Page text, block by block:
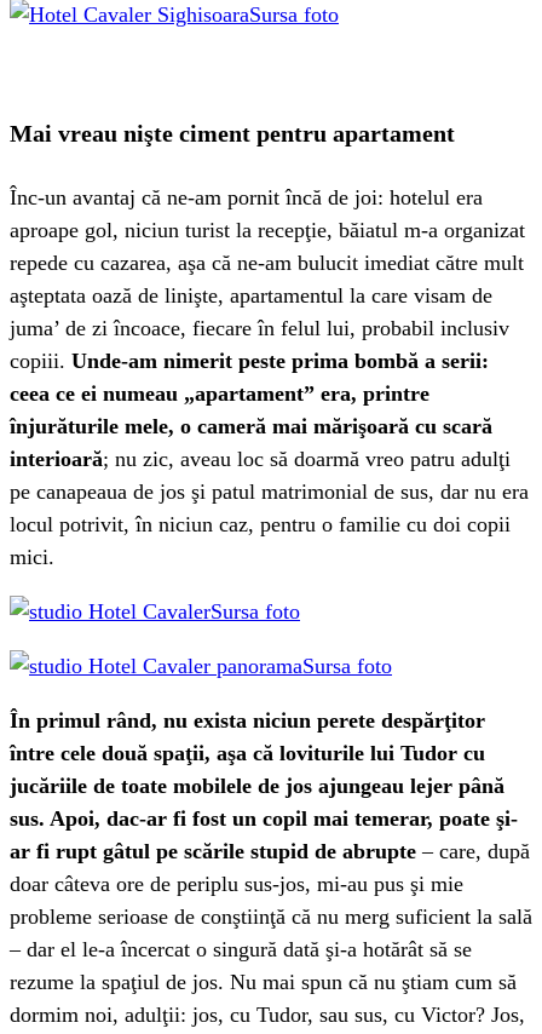
Sursa foto
Mai vreau nişte ciment pentru apartament
Înc-un avantaj că ne-am pornit încă de joi: hotelul era
aproape gol, niciun turist la recepţie, băiatul m-a organizat
repede cu cazarea, aşa că ne-am bulucit imediat către mult
aşteptata oază de linişte, apartamentul la care visam de
juma’ de zi încoace, fiecare în felul lui, probabil inclusiv
copiii. Unde-am nimerit peste prima bombă a serii:
ceea ce ei numeau „apartament” era, printre
înjurăturile mele, o cameră mai mărişoară cu scară
interioară; nu zic, aveau loc să doarmă vreo patru adulţi
pe canapeaua de jos şi patul matrimonial de sus, dar nu era
locul potrivit, în niciun caz, pentru o familie cu doi copii
mici.
Sursa foto
Sursa foto
În primul rând, nu exista niciun perete despărţitor
între cele două spaţii, aşa că loviturile lui Tudor cu
jucăriile de toate mobilele de jos ajungeau lejer până
sus. Apoi, dac-ar fi fost un copil mai temerar, poate şi-
ar fi rupt gâtul pe scările stupid de abrupte– care, după
doar câteva ore de periplu sus-jos, mi-au pus şi mie
probleme serioase de conştiinţă că nu merg suficient la sală
– dar el le-a încercat o singură dată şi-a hotărât să se
rezume la spaţiul de jos. Nu mai spun că nu ştiam cum să
dormim noi, adulţii: jos, cu Tudor, sau sus, cu Victor? Jos,